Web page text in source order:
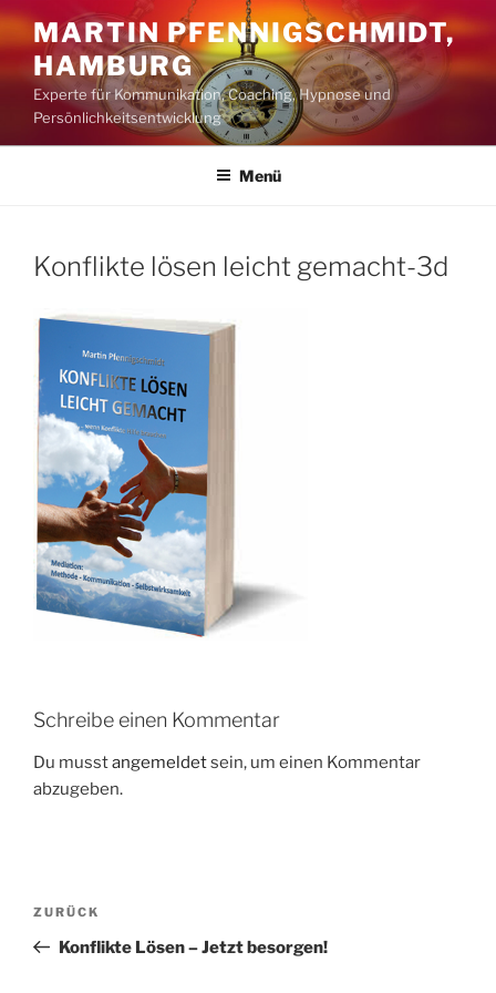
Zum
Inhalt
springen
MARTIN PFENNIGSCHMIDT,
HAMBURG
Experte für Kommunikation, Coaching, Hypnose und
Persönlichkeitsentwicklung
Menü
Konflikte lösen leicht gemacht-3d
Schreibe einen Kommentar
Du musstangemeldetsein, um einen Kommentar
abzugeben.
Beitrags-
Vorheriger
Beitrag
ZURÜCK
Konflikte Lösen – Jetzt besorgen!